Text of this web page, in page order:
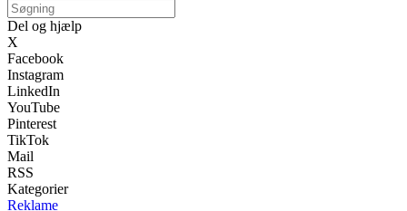
Del og hjælp
X
Facebook
Instagram
LinkedIn
YouTube
Pinterest
TikTok
Mail
RSS
Kategorier
Reklame